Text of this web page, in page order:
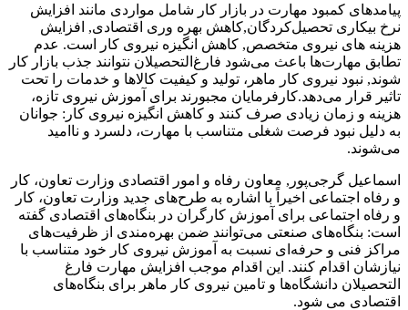
پیامدهای کمبود مهارت در بازار کار شامل مواردی مانند افزایش
نرخ بیکاری تحصیل‌کردگان,کاهش بهره وری اقتصادی, افزایش
هزینه های نیروی متخصص, کاهش انگیزه نیروی کار است. عدم
تطابق مهارت‌ها باعث می‌شود فارغ‌التحصیلان نتوانند جذب بازار کار
شوند, نبود نیروی کار ماهر، تولید و کیفیت کالاها و خدمات را تحت
تاثیر قرار می‌دهد.کارفرمایان مجبورند برای آموزش نیروی تازه،
هزینه و زمان زیادی صرف کنند و کاهش انگیزه نیروی کار: جوانان
به دلیل نبود فرصت شغلی متناسب با مهارت، دلسرد و ناامید
می‌شوند.
اسماعیل گرجی‌پور, معاون رفاه و امور اقتصادی وزارت تعاون، کار
و رفاه اجتماعی اخیراً با اشاره به طرح‌های جدید وزارت تعاون، کار
و رفاه اجتماعی برای آموزش کارگران در بنگاه‌های اقتصادی گفته
است: بنگاه‌های صنعتی می‌توانند ضمن بهره‌مندی از ظرفیت‌های
مراکز فنی و حرفه‌ای نسبت به آموزش نیروی کار خود متناسب با
نیازشان اقدام کنند. این اقدام موجب افزایش مهارت فارغ
التحصیلان دانشگاه‌ها و تامین نیروی کار ماهر برای بنگاه‌های
اقتصادی می شود.